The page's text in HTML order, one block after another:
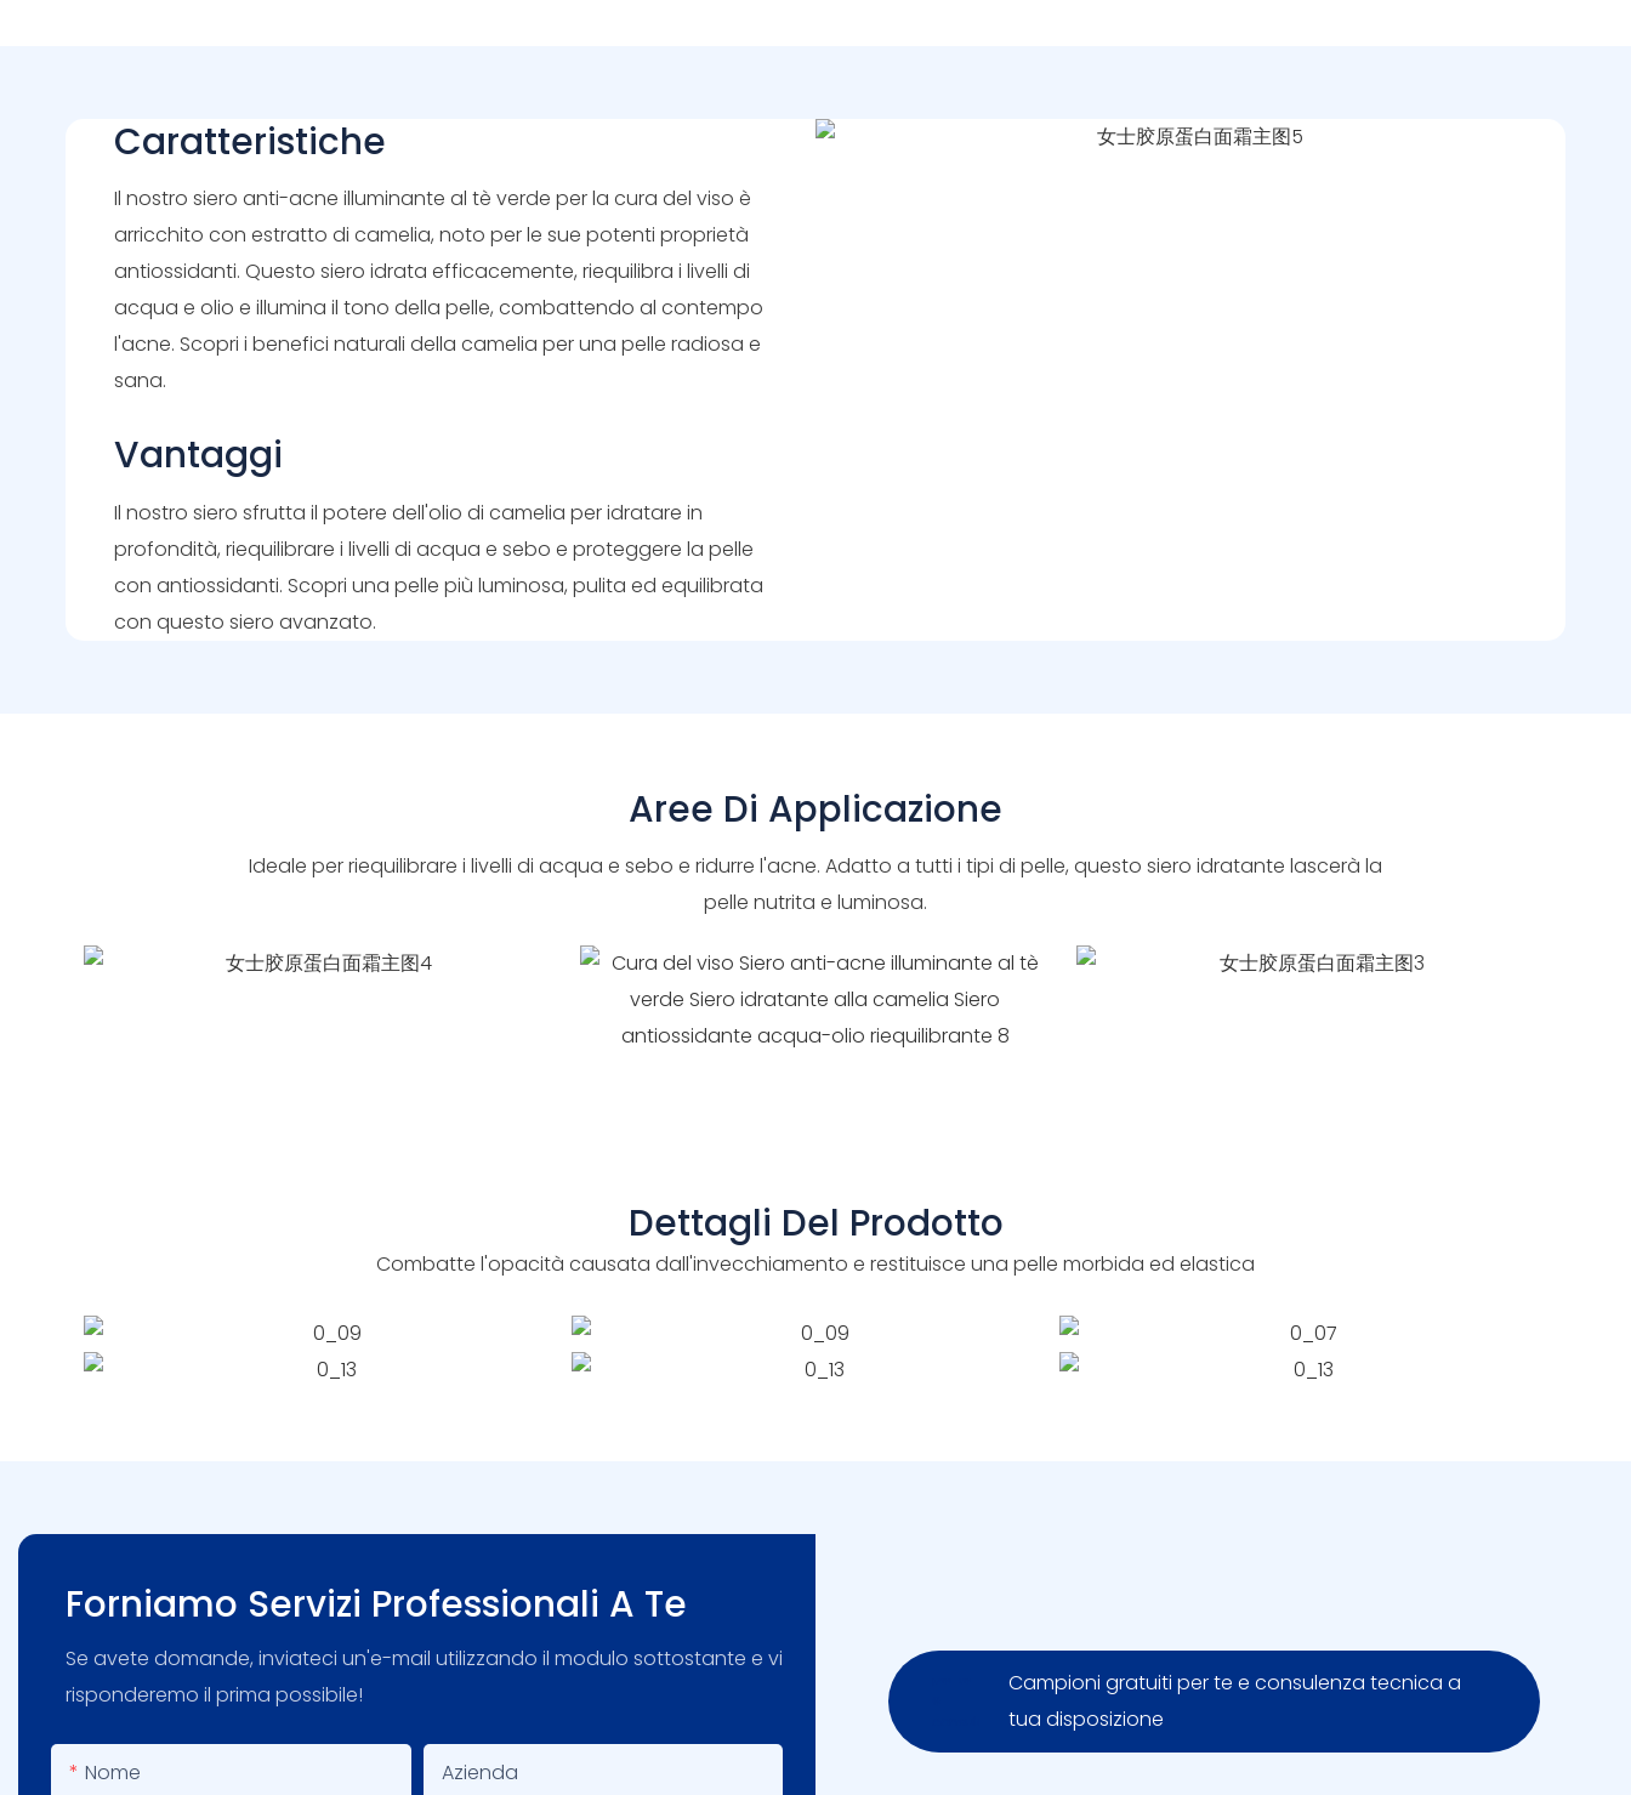
Caratteristiche
Il nostro siero anti-acne illuminante al tè verde per la cura del viso è
arricchito con estratto di camelia, noto per le sue potenti proprietà
antiossidanti. Questo siero idrata efficacemente, riequilibra i livelli di
acqua e olio e illumina il tono della pelle, combattendo al contempo
l'acne. Scopri i benefici naturali della camelia per una pelle radiosa e
sana.
Vantaggi
Il nostro siero sfrutta il potere dell'olio di camelia per idratare in
profondità, riequilibrare i livelli di acqua e sebo e proteggere la pelle
con antiossidanti. Scopri una pelle più luminosa, pulita ed equilibrata
con questo siero avanzato.
Aree Di Applicazione
Ideale per riequilibrare i livelli di acqua e sebo e ridurre l'acne. Adatto a tutti i tipi di pelle, questo siero idratante lascerà la
pelle nutrita e luminosa.
Dettagli Del Prodotto
Combatte l'opacità causata dall'invecchiamento e restituisce una pelle morbida ed elastica
Forniamo Servizi Professionali A Te
Se avete domande, inviateci un'e-mail utilizzando il modulo sottostante e vi
risponderemo il prima possibile!
Nome Azienda
Campioni gratuiti per te e consulenza tecnica a
tua disposizione